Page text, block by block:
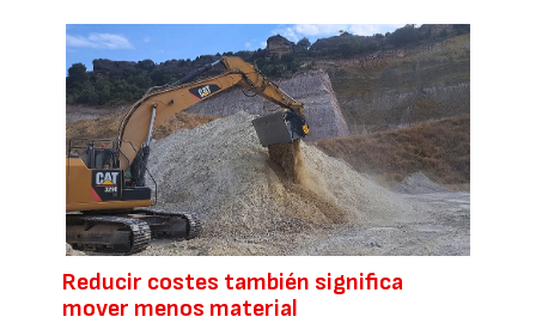
Reducir costes también significa
mover menos material